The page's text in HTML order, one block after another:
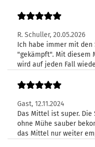
R. Schuller, 20.05.2026
Ich habe immer mit den
"gekämpft". Mit diesem
wird auf jeden Fall
Gast, 12.11.2024
Das Mittel ist super. Die
ohne Mühe sauber
das Mittel nur weiter